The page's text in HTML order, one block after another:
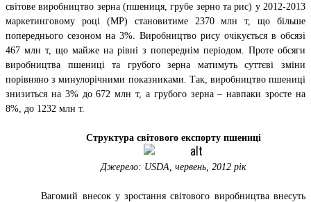
світове виробництво зерна (пшениця, грубе зерно та рис) у 2012-2013
маркетинговому році (МР) становитиме 2370 млн т, що більше
попереднього сезоном на 3%. Виробництво рису очікується в обсязі
467 млн т, що майже на рівні з попереднім періодом. Проте обсяги
виробництва пшениці та грубого зерна матимуть суттєві зміни
порівняно з минулорічними показниками. Так, виробництво пшениці
знизиться на 3% до 672 млн т, а грубого зерна – навпаки зросте на
8%, до 1232 млн т.
Структура світового експорту пшениці
Джерело: USDA , червень, 2012 рік
Вагомий внесок у зростання світового виробництва внесуть